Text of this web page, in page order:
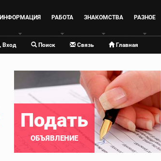
ИНФОРМАЦИЯ РАБОТА ЗНАКОМСТВА РАЗНОЕ
Вход Поиск Связь Главная
Подать
ОБЪЯВЛЕНИЕ